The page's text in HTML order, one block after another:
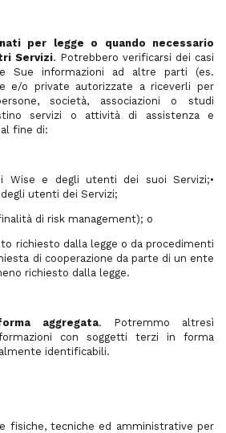
per legge o quando necessario
Servizi. Potrebbero verificarsi dei casi
Sue informazioni ad altre parti (es.
e/o private autorizzate a riceverli per
società, associazioni o studi
servizi o attività di assistenza e
fine di:
Wise e degli utenti dei suoi Servizi;•
utenti dei Servizi;
di risk management); o
richiesto dalla legge o da procedimenti
di cooperazione da parte di un ente
richiesto dalla legge.
aggregata. Potremmo altresì
con soggetti terzi in forma
identificabili.
fisiche, tecniche ed amministrative per